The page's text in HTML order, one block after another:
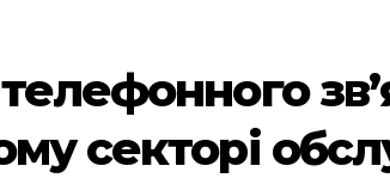
секторі